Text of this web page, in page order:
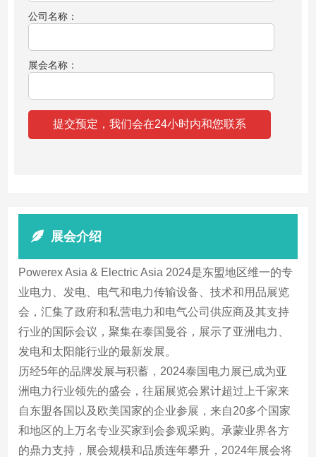
公司名称：
展会名称：
展会介绍
Powerex Asia & Electric Asia 2024是东盟地区维一的专
业电力、发电、电气和电力传输设备、技术和用品展览
会，汇集了政府和私营电力和电气公司供应商及其支持
行业的国际会议，聚集在泰国曼谷，展示了亚洲电力、
发电和太阳能行业的最新发展。
历经5年的品牌发展与积蓄，2024泰国电力展已成为亚
洲电力行业领先的盛会，往届展览会累计超过上千家来
自东盟各国以及欧美国家的企业参展，来自20多个国家
和地区的上万名专业买家到会参观采购。承蒙业界各方
的鼎力支持，展会规模和品质连年攀升，2024年展会将